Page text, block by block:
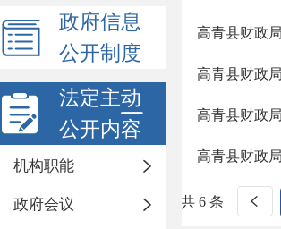
政府信息
公开制度
法定主动
公开内容
机构职能
政府会议
高青县财政
高青县财政
高青县财政
高青县财政
共 6 条